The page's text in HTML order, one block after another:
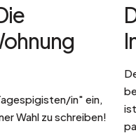
in" ein,
Wahl zu schreiben!